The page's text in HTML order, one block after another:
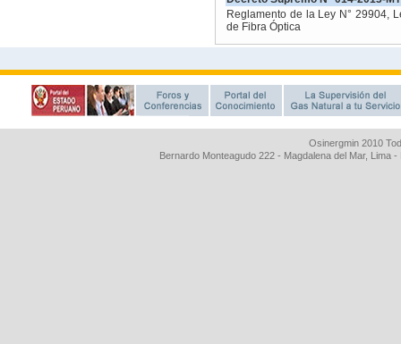
Osinergmin 2010
Bernardo Monteagudo 222 - Magdalena del Mar, Lima